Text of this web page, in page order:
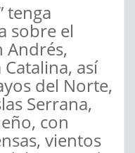
tenga
sobre el
Andrés,
así
del Norte,
Serrana,
con
vientos